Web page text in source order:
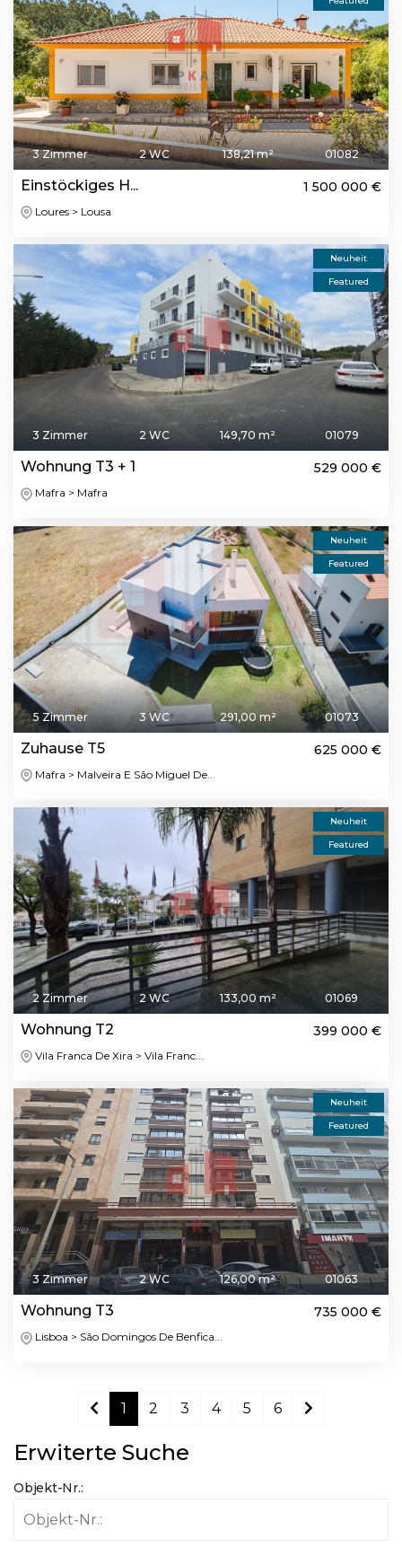
3 Zimmer 2 WC 138,21 m² 01082
Einstöckiges H... 1 500 000 €
Loures > Lousa
Neuheit
Featured
3 Zimmer 2 WC 149,70 m² 01079
Wohnung T3 + 1 529 000 €
Mafra > Mafra
Neuheit
Featured
5 Zimmer 3 WC 291,00 m² 01073
Zuhause T5 625 000 €
Mafra > Malveira E São Miguel De...
Neuheit
Featured
2 Zimmer 2 WC 133,00 m² 01069
Wohnung T2 399 000 €
Vila Franca De Xira > Vila Franc...
Neuheit
Featured
3 Zimmer 2 WC 126,00 m² 01063
Wohnung T3 735 000 €
Lisboa > São Domingos De Benfica...
1 2 3 4 5 6
Erwiterte Suche
Objekt-Nr.: